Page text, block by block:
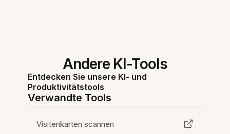
Andere KI-Tools
Entdecken Sie unsere KI- und
Produktivitätstools
Verwandte Tools
Visitenkarten scannen